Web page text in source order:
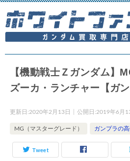
【機動戦士Ｚガンダム】
ズーカ・ランチャー【ガ
更新日:2020年2月13日 公開日:2019年6月
MG（マスターグレード） ガンプラの
Tweet